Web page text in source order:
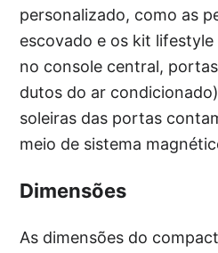
personalizado, como as
escovado e os kit
no console central,
dutos do ar
soleiras das portas
meio de sistema
Dimensões
As dimensões do